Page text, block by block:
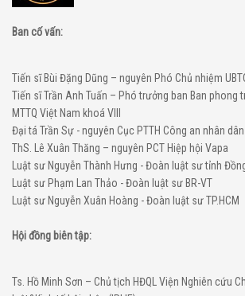
Ban cố vấn:
Tiến sĩ Bùi Đặng Dũng – nguyên Phó Chủ nhiệm
Tiến sĩ Trần Anh Tuấn – Phó trưởng ban Ban phong
MTTQ Việt Nam khoá VIII
Đại tá Trần Sự - nguyên Cục PTTH Công an nhân dân
ThS. Lê Xuân Thăng – nguyên PCT Hiệp hội Vapa
Luật sư Nguyễn Thành Hưng - Đoàn luật sư tỉnh
Luật sư Phạm Lan Thảo - Đoàn luật sư BR-VT
Luật sư Nguyễn Xuân Hoàng - Đoàn luật sư TP.HCM
Hội đồng biên tập:
Ts. Hồ Minh Sơn – Chủ tịch HĐQL Viện Nghiên cứu